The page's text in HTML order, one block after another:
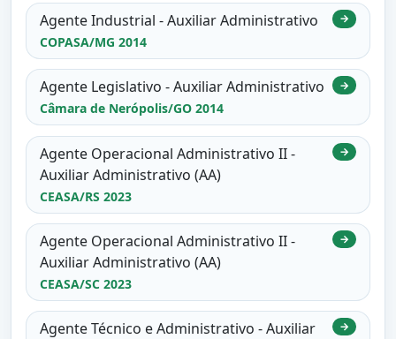
Agente Industrial - Auxiliar Administrativo
COPASA/MG 2014
→
Agente Legislativo - Auxiliar Administrativo
Câmara de Nerópolis/GO 2014
→
Agente Operacional Administrativo II -
Auxiliar Administrativo (AA)
CEASA/RS 2023
→
Agente Operacional Administrativo II -
Auxiliar Administrativo (AA)
CEASA/SC 2023
→
Agente Técnico e Administrativo - Auxiliar
→